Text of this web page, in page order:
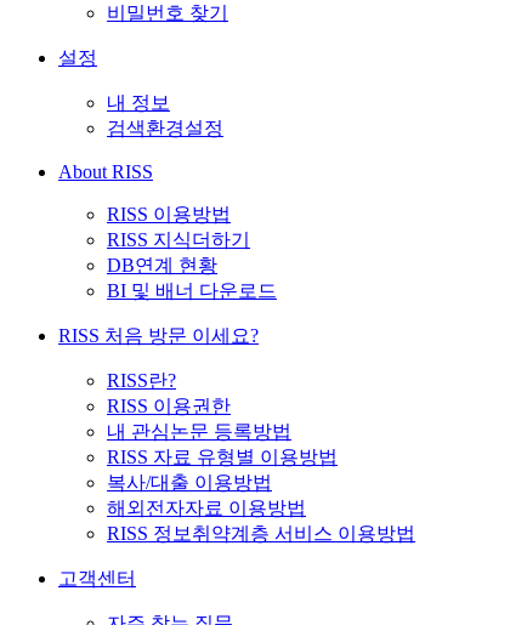
비밀번호 찾기
설정
내 정보
검색환경설정
About RISS
RISS 이용방법
RISS 지식더하기
DB연계 현황
BI 및 배너 다운로드
RISS 처음 방문 이세요?
RISS란?
RISS 이용권한
내 관심논문 등록방법
RISS 자료 유형별 이용방법
복사/대출 이용방법
해외전자자료 이용방법
RISS 정보취약계층 서비스 이용방법
고객센터